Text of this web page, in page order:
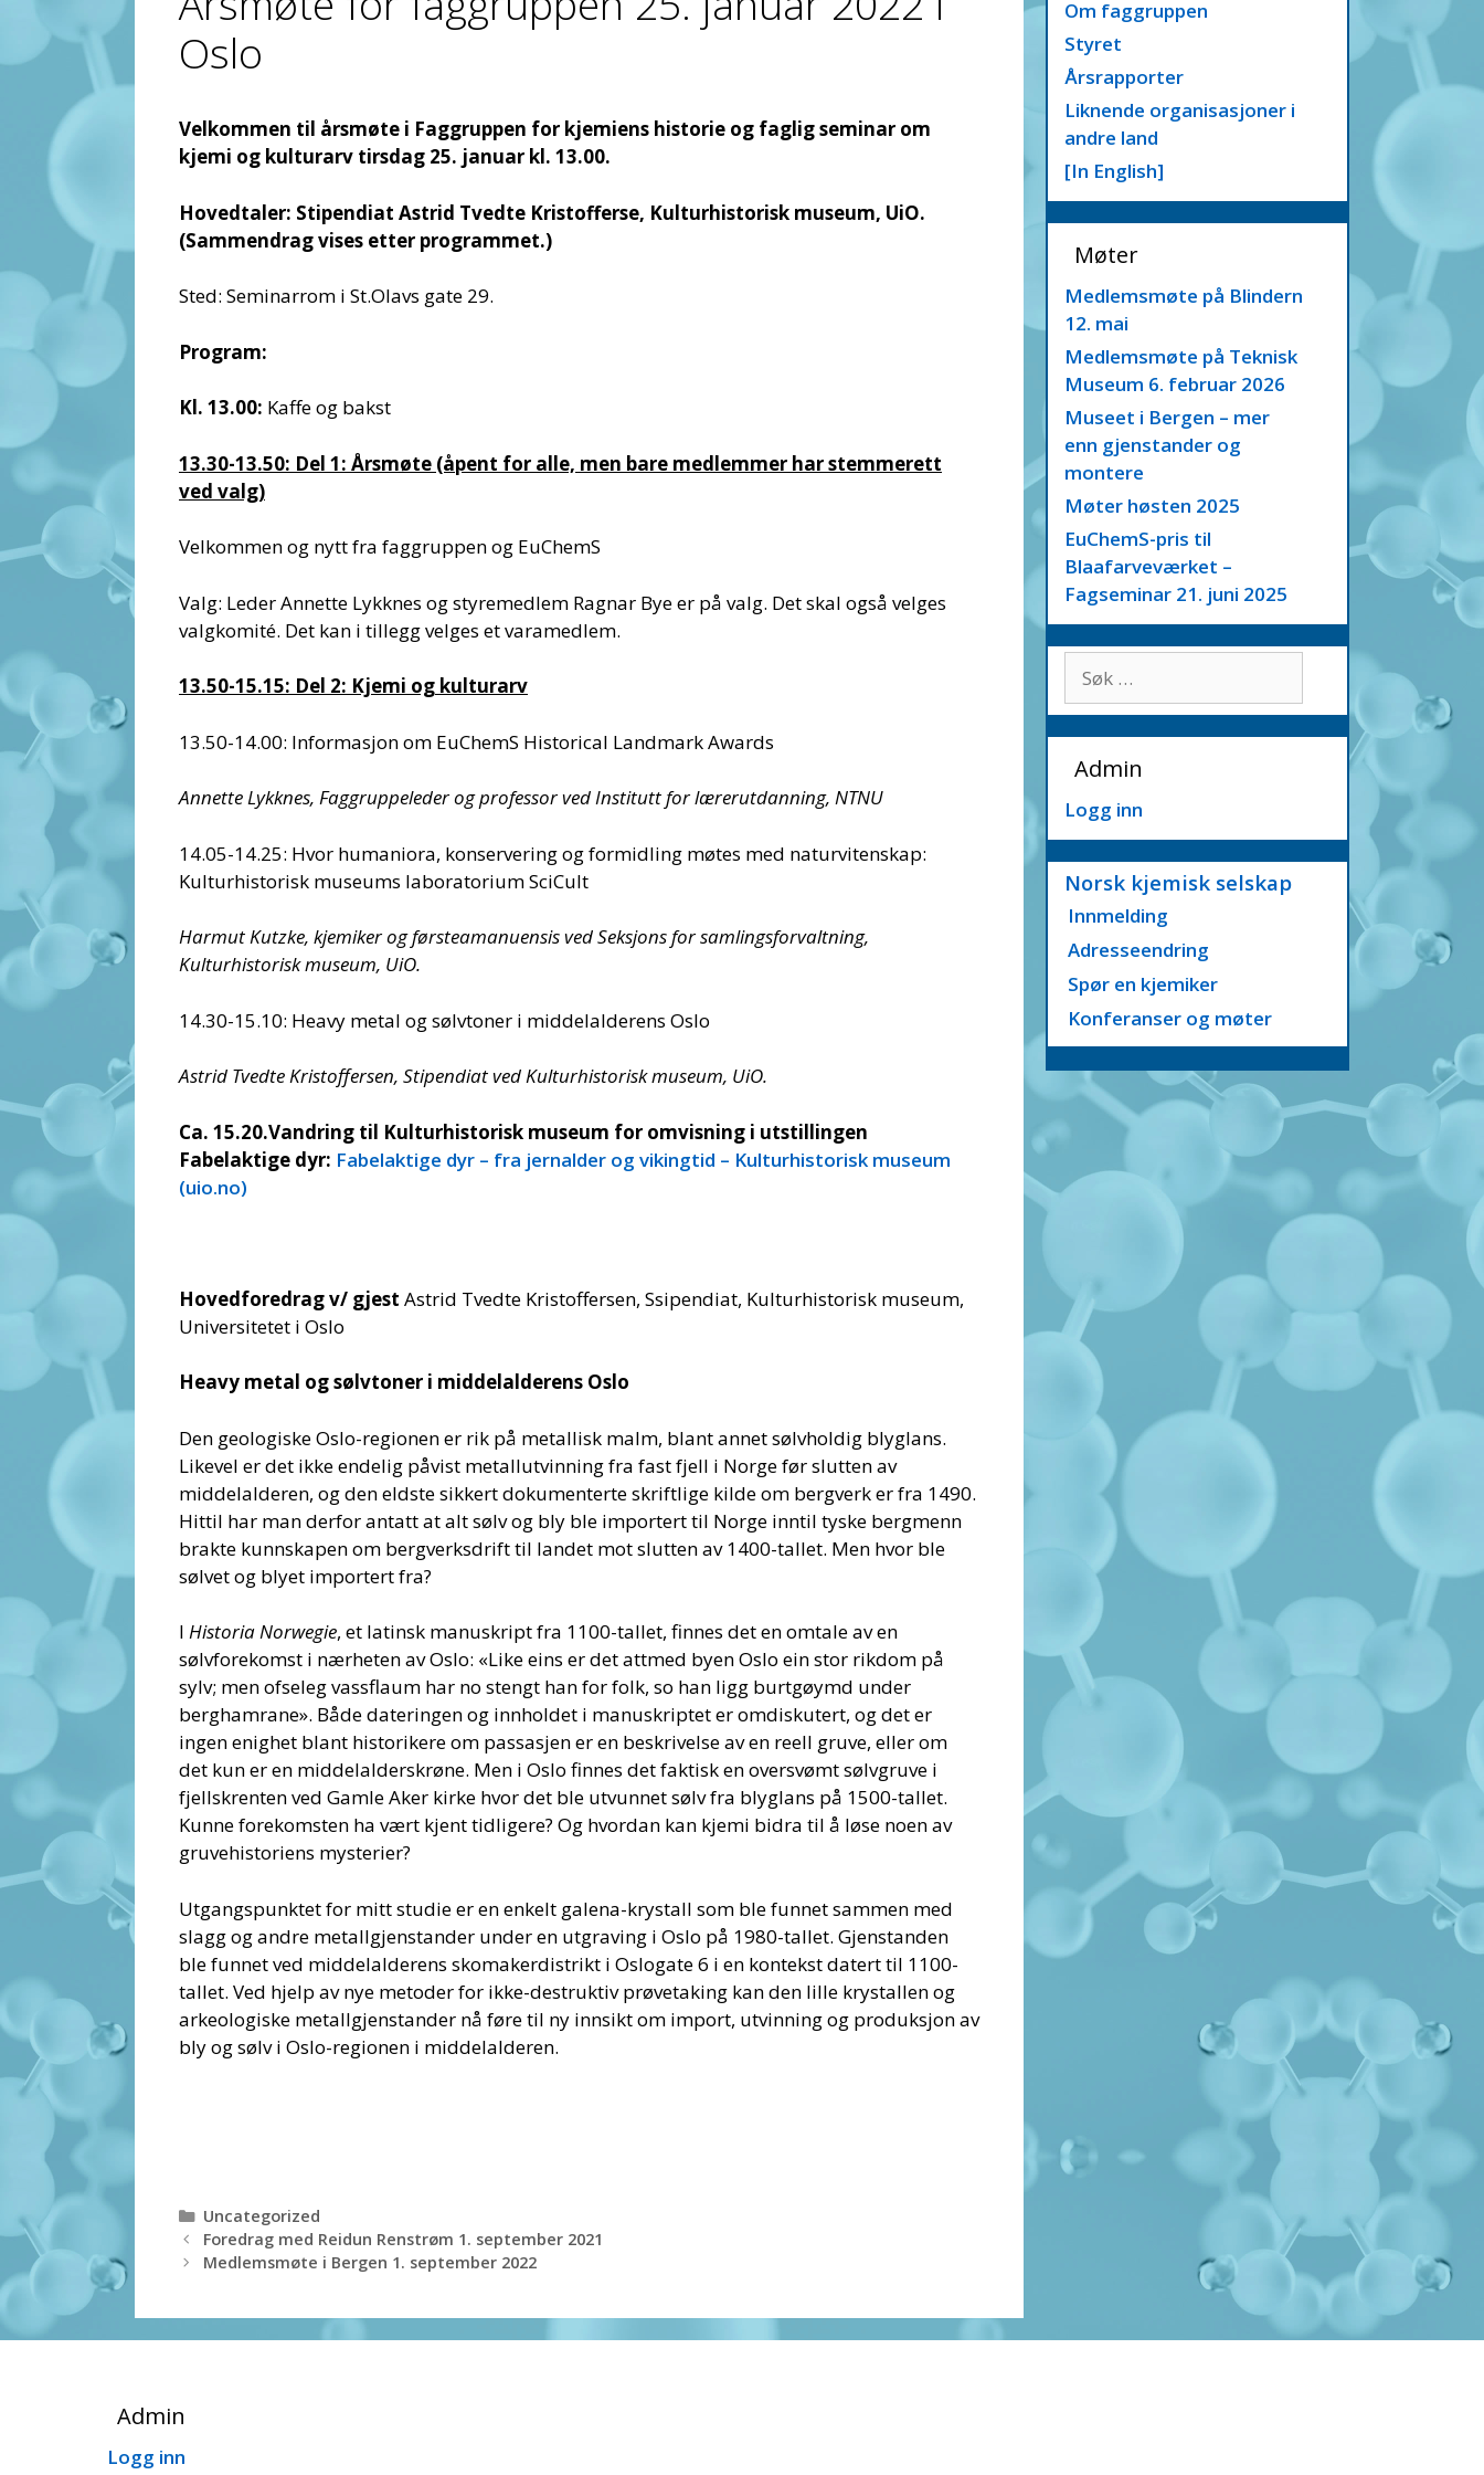
Oslo
Velkommen til årsmøte i Faggruppen for kjemiens historie og faglig seminar om
kjemi og kulturarv tirsdag 25. januar kl. 13.00.
Hovedtaler: Stipendiat Astrid Tvedte Kristofferse, Kulturhistorisk museum, UiO.
(Sammendrag vises etter programmet.)
Sted: Seminarrom i St.Olavs gate 29.
Program:
Kl. 13.00: Kaffe og bakst
13.30-13.50: Del 1: Årsmøte (åpent for alle, men bare medlemmer har stemmerett
ved valg)
Velkommen og nytt fra faggruppen og EuChemS
Valg: Leder Annette Lykknes og styremedlem Ragnar Bye er på valg. Det skal også velges
valgkomité. Det kan i tillegg velges et varamedlem.
13.50-15.15: Del 2: Kjemi og kulturarv
13.50-14.00: Informasjon om EuChemS Historical Landmark Awards
Annette Lykknes, Faggruppeleder og professor ved Institutt for lærerutdanning, NTNU
14.05-14.25: Hvor humaniora, konservering og formidling møtes med naturvitenskap:
Kulturhistorisk museums laboratorium SciCult
Harmut Kutzke, kjemiker og førsteamanuensis ved Seksjons for samlingsforvaltning,
Kulturhistorisk museum, UiO.
14.30-15.10: Heavy metal og sølvtoner i middelalderens Oslo
Astrid Tvedte Kristoffersen, Stipendiat ved Kulturhistorisk museum, UiO.
Ca. 15.20.Vandring til Kulturhistorisk museum for omvisning i utstillingen
Fabelaktige dyr: Fabelaktige dyr – fra jernalder og vikingtid – Kulturhistorisk museum
(uio.no)
Hovedforedrag v/ gjest Astrid Tvedte Kristoffersen, Ssipendiat, Kulturhistorisk museum,
Universitetet i Oslo
Heavy metal og sølvtoner i middelalderens Oslo
Den geologiske Oslo-regionen er rik på metallisk malm, blant annet sølvholdig blyglans.
Likevel er det ikke endelig påvist metallutvinning fra fast fjell i Norge før slutten av
middelalderen, og den eldste sikkert dokumenterte skriftlige kilde om bergverk er fra 1490.
Hittil har man derfor antatt at alt sølv og bly ble importert til Norge inntil tyske bergmenn
brakte kunnskapen om bergverksdrift til landet mot slutten av 1400-tallet. Men hvor ble
sølvet og blyet importert fra?
I Historia Norwegie, et latinsk manuskript fra 1100-tallet, finnes det en omtale av en
sølvforekomst i nærheten av Oslo: «Like eins er det attmed byen Oslo ein stor rikdom på
sylv; men ofseleg vassflaum har no stengt han for folk, so han ligg burtgøymd under
berghamrane». Både dateringen og innholdet i manuskriptet er omdiskutert, og det er
ingen enighet blant historikere om passasjen er en beskrivelse av en reell gruve, eller om
det kun er en middelalderskrøne. Men i Oslo finnes det faktisk en oversvømt sølvgruve i
fjellskrenten ved Gamle Aker kirke hvor det ble utvunnet sølv fra blyglans på 1500-tallet.
Kunne forekomsten ha vært kjent tidligere? Og hvordan kan kjemi bidra til å løse noen av
gruvehistoriens mysterier?
Utgangspunktet for mitt studie er en enkelt galena-krystall som ble funnet sammen med
slagg og andre metallgjenstander under en utgraving i Oslo på 1980-tallet. Gjenstanden
ble funnet ved middelalderens skomakerdistrikt i Oslogate 6 i en kontekst datert til 1100-
tallet. Ved hjelp av nye metoder for ikke-destruktiv prøvetaking kan den lille krystallen og
arkeologiske metallgjenstander nå føre til ny innsikt om import, utvinning og produksjon av
bly og sølv i Oslo-regionen i middelalderen.
Kategorier
Uncategorized
Foredrag med Reidun Renstrøm 1. september 2021
Medlemsmøte i Bergen 1. september 2022
Om faggruppen
Styret
Årsrapporter
Liknende organisasjoner i
andre land
[In English]
Møter
Medlemsmøte på Blindern
12. mai
Medlemsmøte på Teknisk
Museum 6. februar 2026
Museet i Bergen – mer
enn gjenstander og
montere
Møter høsten 2025
EuChemS-pris til
Blaafarveværket –
Fagseminar 21. juni 2025
etter:
Admin
Logg inn
Norsk kjemisk selskap
Innmelding
Adresseendring
Spør en kjemiker
Konferanser og møter
Admin
Logg inn